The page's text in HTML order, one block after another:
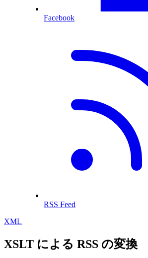
Facebook
RSS Feed
XML
XSLT による RSS の変換